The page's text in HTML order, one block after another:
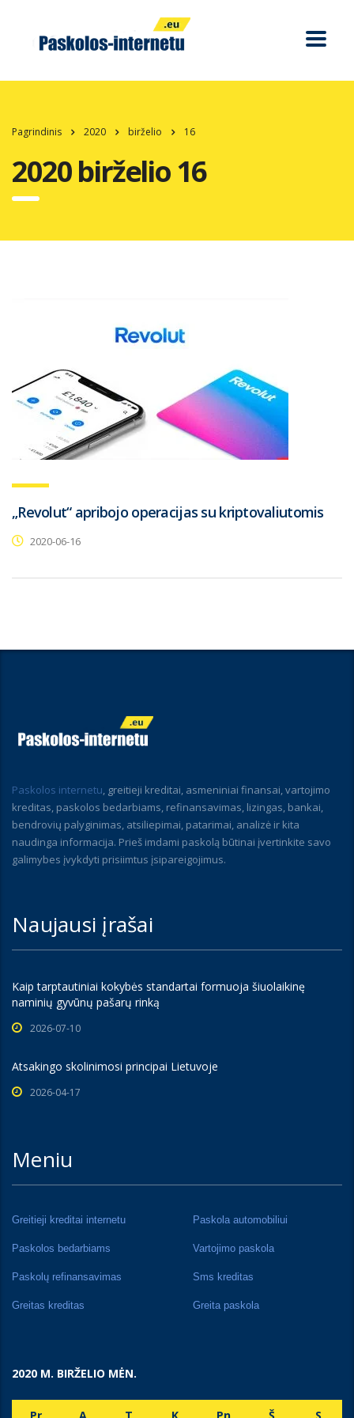
Pagrindinis 2020 birželio 16
2020 birželio 16
„Revolut“ apribojo operacijas su kriptovaliutomis
2020-06-16
Paskolos internetu, greitieji kreditai, asmeniniai finansai, vartojimo
kreditas, paskolos bedarbiams, refinansavimas, lizingas, bankai,
bendrovių palyginimas, atsiliepimai, patarimai, analizė ir kita
naudinga informacija. Prieš imdami paskolą būtinai įvertinkite savo
galimybes įvykdyti prisiimtus įsipareigojimus.
Naujausi įrašai
Kaip tarptautiniai kokybės standartai formuoja šiuolaikinę
naminių gyvūnų pašarų rinką
2026-07-10
Atsakingo skolinimosi principai Lietuvoje
2026-04-17
Meniu
Greitieji kreditai internetu Paskola automobiliui
Paskolos bedarbiams Vartojimo paskola
Paskolų refinansavimas Sms kreditas
Greitas kreditas Greita paskola
2020 M. BIRŽELIO MĖN.